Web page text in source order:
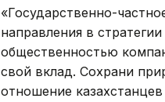
«Государственно-
направления в
общественностью
свой вклад. Сохрани
отношение